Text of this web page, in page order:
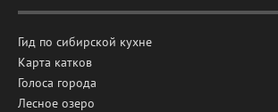
Гид по сибирской кухне
Карта катков
Голоса города
Лесное озеро